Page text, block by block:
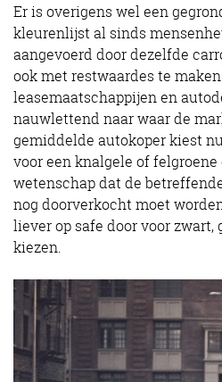
Er is overigens wel een
kleurenlijst al sinds
aangevoerd door dezelfde
ook met restwaardes te
leasemaatschappijen en
nauwlettend naar waar de
gemiddelde autokoper kiest
voor een knalgele of
wetenschap dat de
nog doorverkocht moet
liever op safe door voor zwart,
kiezen.